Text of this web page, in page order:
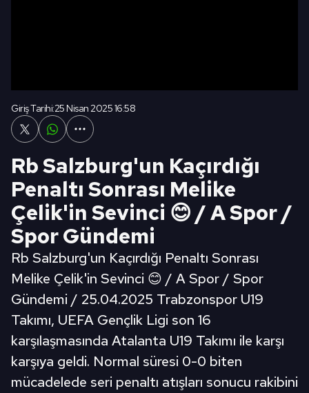
Giriş Tarihi:25 Nisan 2025 16:58
Rb Salzburg'un Kaçırdığı
Penaltı Sonrası Melike
Çelik'in Sevinci 😊 / A Spor /
Spor Gündemi
Rb Salzburg'un Kaçırdığı Penaltı Sonrası
Melike Çelik'in Sevinci 😊 / A Spor / Spor
Gündemi / 25.04.2025 Trabzonspor U19
Takımı, UEFA Gençlik Ligi son 16
karşılaşmasında Atalanta U19 Takımı ile karşı
karşıya geldi. Normal süresi 0-0 biten
mücadelede seri penaltı atışları sonucu rakibini